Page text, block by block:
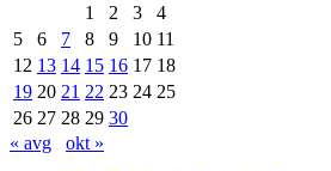
1
2 3
4
5
6 7 8 9 10 11
12 13 14 15 16 17 18
19 20 21 22 23 24 25
26 27 28 29 30
« avg
okt »